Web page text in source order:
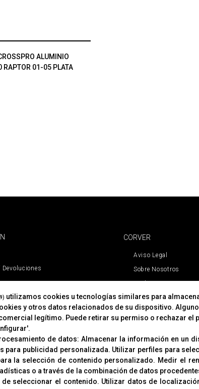
ALUMINIO
RAPTOR 01-05 PLATA
Devoluciones
CORVER
Aviso Legal
Sobre Nosotros
Política De Privacidad
© Copyright 2019
utilizamos cookies u tecnologías similares para
y otros datos relacionados de su dispositivo.
legítimo. Puede retirar su permiso o rechazar el
de datos:Almacenar la información en un
para publicidad personalizada. Utilizar perfiles para
la selección de contenido personalizado. Medir el
o a través de la combinación de datos
seleccionar el contenido. Utilizar datos de